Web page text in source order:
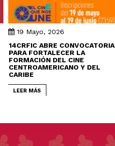
19 Mayo, 2026
14CRFIC ABRE CONVOCATORIA
PARA FORTALECER LA
FORMACIÓN DEL CINE
CENTROAMERICANO Y DEL
CARIBE
LEER MÁS